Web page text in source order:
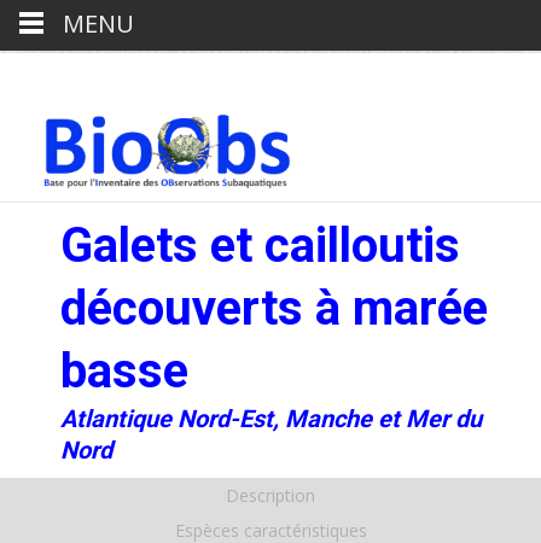
Galets et cailloutis
découverts à marée
basse
Atlantique Nord-Est, Manche et Mer du
Nord
Description
Espèces caractéristiques
MENU